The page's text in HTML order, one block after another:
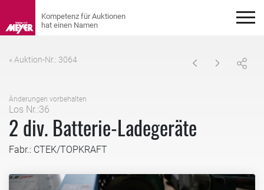
« Auktion-Nr.: 3064
Änderungen vorbehalten
Los Nr.:36
2 div. Batterie-Ladegeräte
Fabr.: CTEK/TOPKRAFT